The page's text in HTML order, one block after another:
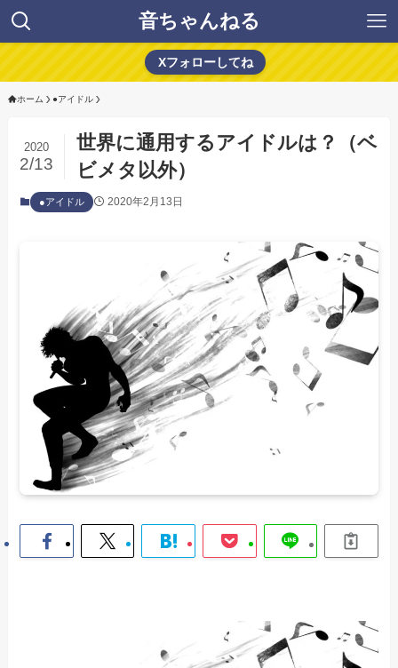
音ちゃんねる
Xフォローしてね
ホーム ●アイドル
世界に通用するアイドルは？（ベ
ビメタ以外）
2020
2/13
●アイドル 2020年2月13日